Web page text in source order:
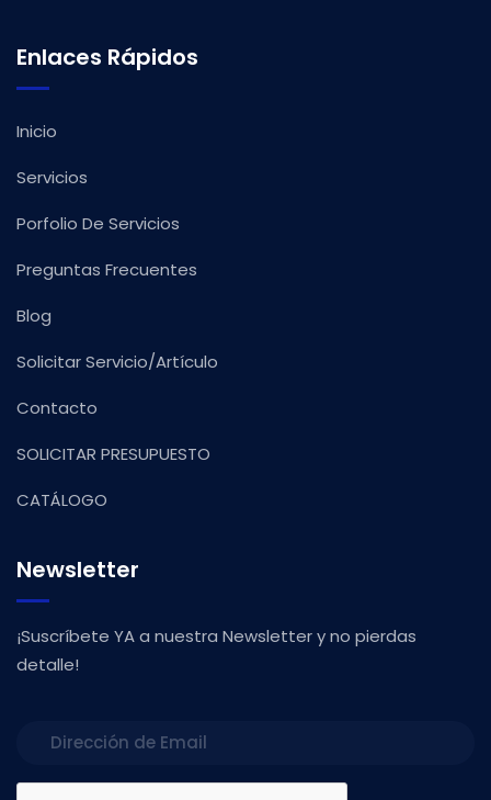
Enlaces Rápidos
Inicio
Servicios
Porfolio De Servicios
Preguntas Frecuentes
Blog
Solicitar Servicio/Artículo
Contacto
SOLICITAR PRESUPUESTO
CATÁLOGO
Newsletter
¡Suscríbete YA a nuestra Newsletter y no pierdas
detalle!